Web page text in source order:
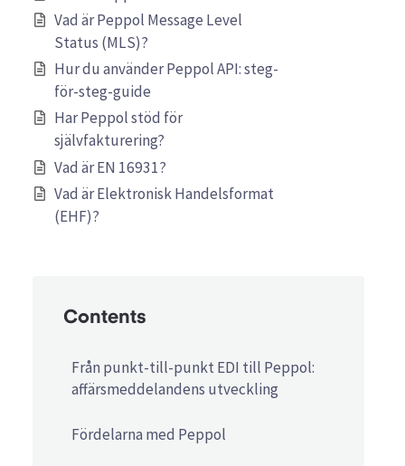
Vad är Peppol Message Level
Status (MLS)?
Hur du använder Peppol API: steg-
för-steg-guide
Har Peppol stöd för
självfakturering?
Vad är EN 16931?
Vad är Elektronisk Handelsformat
(EHF)?
Contents
Från punkt-till-punkt EDI till Peppol:
affärsmeddelandens utveckling
Fördelarna med Peppol